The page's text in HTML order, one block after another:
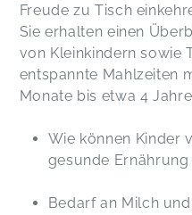
Freude zu Tisch
Sie erhalten einen
von Kleinkindern sowie
entspannte Mahlzeiten
Monate bis etwa 4
Wie können Kinder
gesunde
Bedarf an Milch